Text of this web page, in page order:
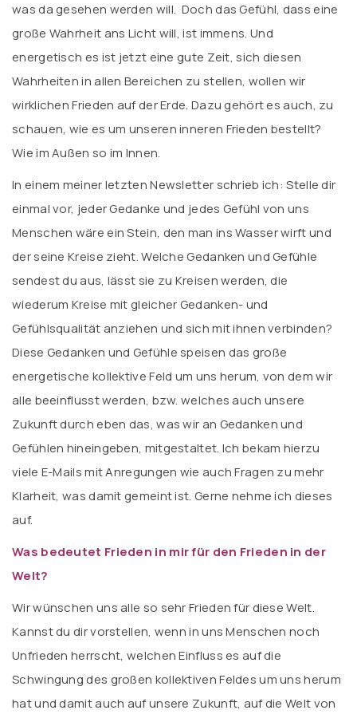
was da gesehen werden will. Doch das Gefühl, dass eine
große Wahrheit ans Licht will, ist immens. Und
energetisch es ist jetzt eine gute Zeit, sich diesen
Wahrheiten in allen Bereichen zu stellen, wollen wir
wirklichen Frieden auf der Erde. Dazu gehört es auch, zu
schauen, wie es um unseren inneren Frieden bestellt?
Wie im Außen so im Innen.
In einem meiner letzten Newsletter schrieb ich: Stelle dir
einmal vor, jeder Gedanke und jedes Gefühl von uns
Menschen wäre ein Stein, den man ins Wasser wirft und
der seine Kreise zieht. Welche Gedanken und Gefühle
sendest du aus, lässt sie zu Kreisen werden, die
wiederum Kreise mit gleicher Gedanken- und
Gefühlsqualität anziehen und sich mit ihnen verbinden?
Diese Gedanken und Gefühle speisen das große
energetische kollektive Feld um uns herum, von dem wir
alle beeinflusst werden, bzw. welches auch unsere
Zukunft durch eben das, was wir an Gedanken und
Gefühlen hineingeben, mitgestaltet. Ich bekam hierzu
viele E-Mails mit Anregungen wie auch Fragen zu mehr
Klarheit, was damit gemeint ist. Gerne nehme ich dieses
auf.
Was bedeutet Frieden in mir für den Frieden in der
Welt?
Wir wünschen uns alle so sehr Frieden für diese Welt.
Kannst du dir vorstellen, wenn in uns Menschen noch
Unfrieden herrscht, welchen Einfluss es auf die
Schwingung des großen kollektiven Feldes um uns herum
hat und damit auch auf unsere Zukunft, auf die Welt von